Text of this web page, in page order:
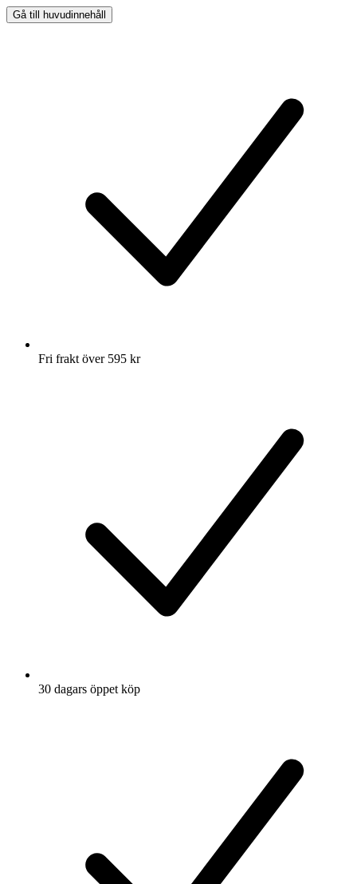
Gå till huvudinnehåll
Fri frakt över 595 kr
30 dagars öppet köp